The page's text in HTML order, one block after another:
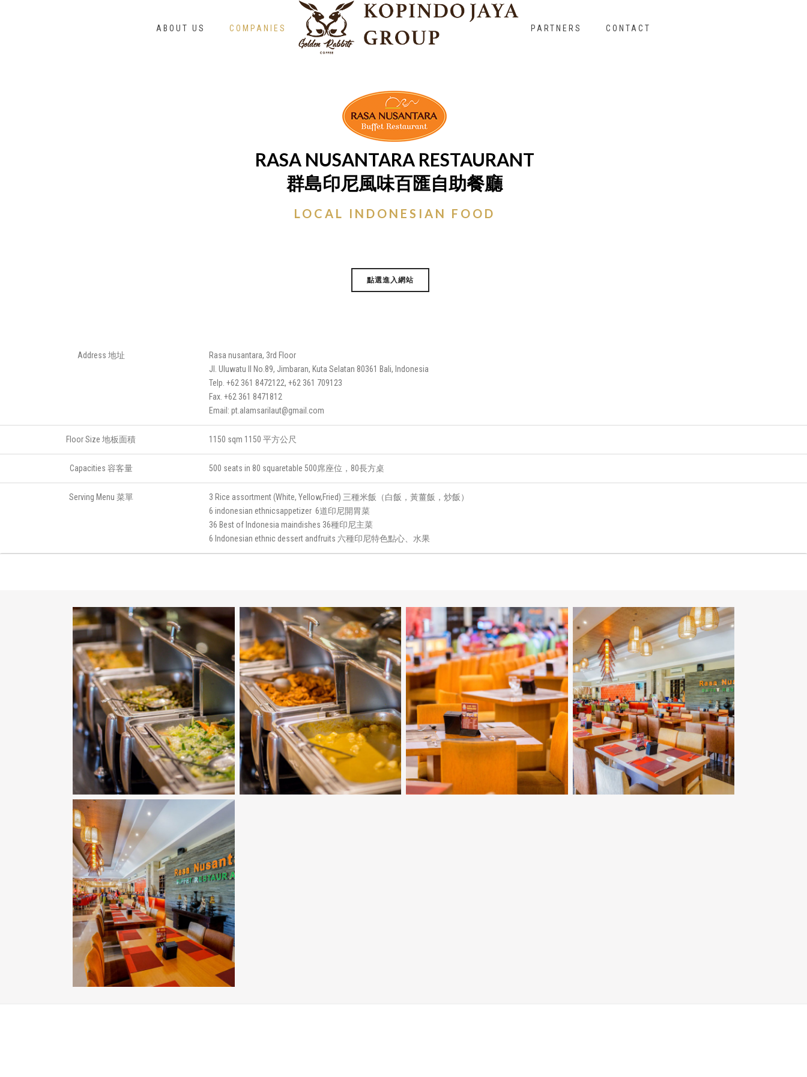
ABOUT US COMPANIES PARTNERS CONTACT
RASA NUSANTARA RESTAURANT
群島印尼風味百匯自助餐廳
LOCAL INDONESIAN FOOD
點選進入網站
Address 地址
Rasa nusantara, 3rd Floor
Jl. Uluwatu II No.89, Jimbaran, Kuta Selatan 80361 Bali, Indonesia
Telp. +62 361 8472122, +62 361 709123
Fax. +62 361 8471812
Email: pt.alamsarilaut@gmail.com
Floor Size 地板面積 1150 sqm 1150 平方公尺
Capacities 容客量 500 seats in 80 squaretable 500席座位，80長方桌
Serving Menu 菜單
3 Rice assortment (White, Yellow,Fried) 三種米飯（白飯，黃薑飯，炒飯）
6 indonesian ethnicsappetizer 6道印尼開胃菜
36 Best of Indonesia maindishes 36種印尼主菜
6 Indonesian ethnic dessert andfruits 六種印尼特色點心、水果